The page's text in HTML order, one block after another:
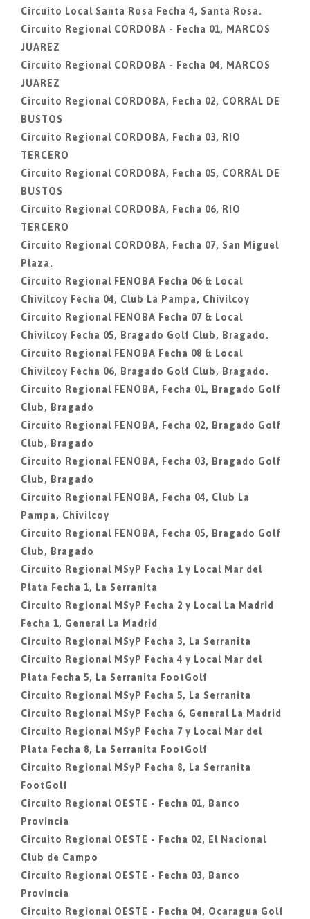
Circuito Local Santa Rosa Fecha 4, Santa Rosa.
Circuito Regional CORDOBA - Fecha 01, MARCOS
JUAREZ
Circuito Regional CORDOBA - Fecha 04, MARCOS
JUAREZ
Circuito Regional CORDOBA, Fecha 02, CORRAL DE
BUSTOS
Circuito Regional CORDOBA, Fecha 03, RIO
TERCERO
Circuito Regional CORDOBA, Fecha 05, CORRAL DE
BUSTOS
Circuito Regional CORDOBA, Fecha 06, RIO
TERCERO
Circuito Regional CORDOBA, Fecha 07, San Miguel
Plaza.
Circuito Regional FENOBA Fecha 06 & Local
Chivilcoy Fecha 04, Club La Pampa, Chivilcoy
Circuito Regional FENOBA Fecha 07 & Local
Chivilcoy Fecha 05, Bragado Golf Club, Bragado.
Circuito Regional FENOBA Fecha 08 & Local
Chivilcoy Fecha 06, Bragado Golf Club, Bragado.
Circuito Regional FENOBA, Fecha 01, Bragado Golf
Club, Bragado
Circuito Regional FENOBA, Fecha 02, Bragado Golf
Club, Bragado
Circuito Regional FENOBA, Fecha 03, Bragado Golf
Club, Bragado
Circuito Regional FENOBA, Fecha 04, Club La
Pampa, Chivilcoy
Circuito Regional FENOBA, Fecha 05, Bragado Golf
Club, Bragado
Circuito Regional MSyP Fecha 1 y Local Mar del
Plata Fecha 1, La Serranita
Circuito Regional MSyP Fecha 2 y Local La Madrid
Fecha 1, General La Madrid
Circuito Regional MSyP Fecha 3, La Serranita
Circuito Regional MSyP Fecha 4 y Local Mar del
Plata Fecha 5, La Serranita FootGolf
Circuito Regional MSyP Fecha 5, La Serranita
Circuito Regional MSyP Fecha 6, General La Madrid
Circuito Regional MSyP Fecha 7 y Local Mar del
Plata Fecha 8, La Serranita FootGolf
Circuito Regional MSyP Fecha 8, La Serranita
FootGolf
Circuito Regional OESTE - Fecha 01, Banco
Provincia
Circuito Regional OESTE - Fecha 02, El Nacional
Club de Campo
Circuito Regional OESTE - Fecha 03, Banco
Provincia
Circuito Regional OESTE - Fecha 04, Ocaragua Golf